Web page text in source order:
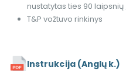
nustatytas ties 90 laipsnių
T&P vožtuvo rinkinys
Instrukcija (Anglų k.)